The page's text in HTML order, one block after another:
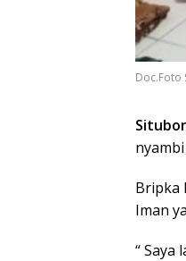
Doc.Foto
Bripka
Iman
“